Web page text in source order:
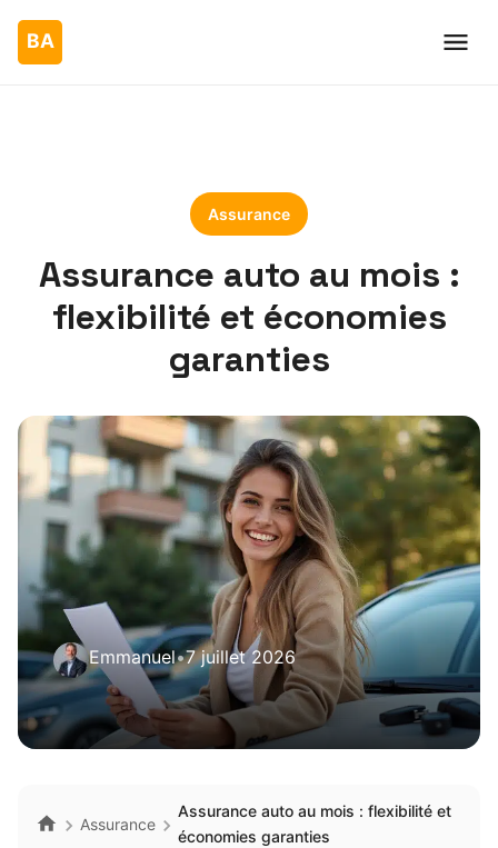
Assurance
Assurance auto au mois :
flexibilité et économies
garanties
Emmanuel•7 juillet 2026
Assurance
Assurance auto au mois : flexibilité et
économies garanties